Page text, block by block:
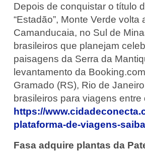
Depois de conquistar o título
“Estadão”, Monte Verde
Camanducaia, no Sul de
brasileiros que planejam
paisagens da Serra da
levantamento da
Gramado (RS), Rio de
brasileiros para viagens
https://
plataforma-de-viagens-
Fasa adquire plantas da